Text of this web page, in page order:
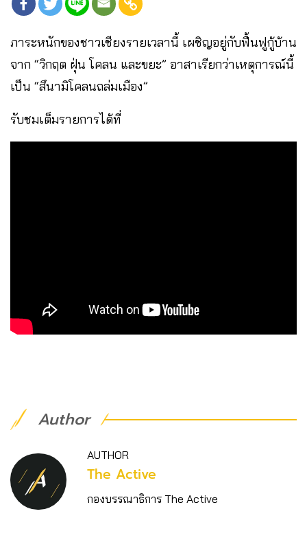
ภาระหนักของชาวเชียงรายเวลานี้ เผชิญอยู่กับฟื้นฟูกู้บ้าน
จาก “วิกฤต ฝุ่น โคลน และขยะ” อาสาเรียกว่าเหตุการณ์นี้
เป็น “สึนามิโคลนถล่มเมือง”
รับชมเต็มรายการได้ที่
Author
AUTHOR
The Active
กองบรรณาธิการ The Active